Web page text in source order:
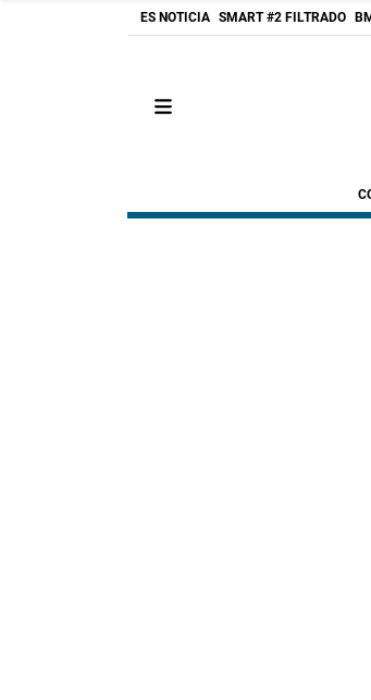
ES NOTICIA SMART #2 FILTRADO